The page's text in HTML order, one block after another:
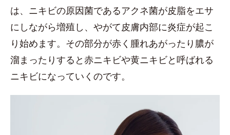
は、ニキビの原因菌であるアクネ菌が皮脂をエサ
にしながら増殖し、やがて皮膚内部に炎症が起こ
り始めます。その部分が赤く腫れあがったり膿が
溜まったりすると赤ニキビや黄ニキビと呼ばれる
ニキビになっていくのです。